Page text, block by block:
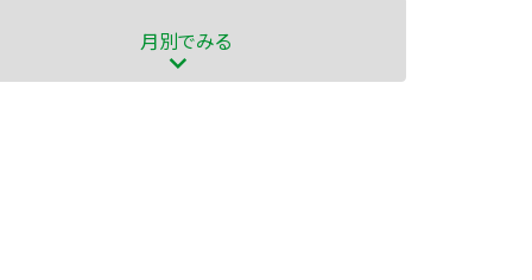
月別でみる